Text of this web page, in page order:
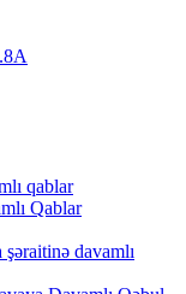
qablar
Qablar
davamlı